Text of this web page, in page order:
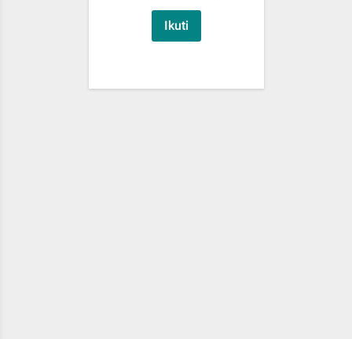
Ikuti